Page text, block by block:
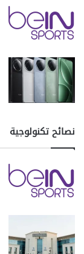
نصائح تكنولوجية